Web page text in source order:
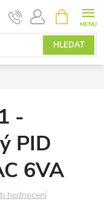
HLEDAT
NÁKUPNÍ
KOŠÍK
-
PID
6VA
hodnocení